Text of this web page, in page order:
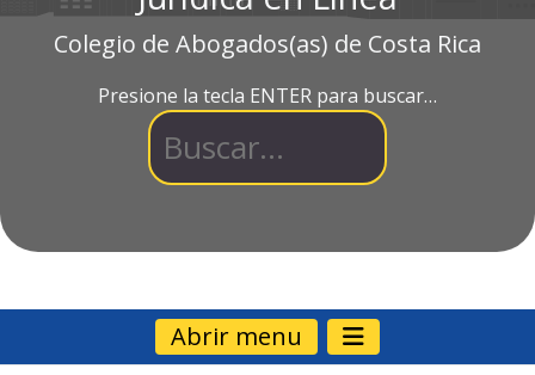
Colegio de Abogados(as) de Costa Rica
Presione la tecla ENTER para buscar…
Abrir menu